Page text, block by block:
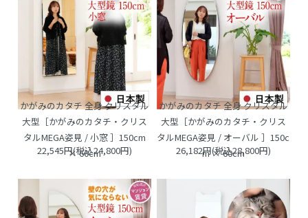
かがみのカタチ 全身 クリスタル
大型［かがみのカタチ・クリス
タルMEGA姿見 / 小窓 ］150cm
× 60cm
22,545円(税込24,800円)
かがみのカタチ 全身 クリスタル
大型［かがみのカタチ・クリス
タルMEGA姿見 / オーバル ］150c
m × 60cm
26,182円(税込28,800円)